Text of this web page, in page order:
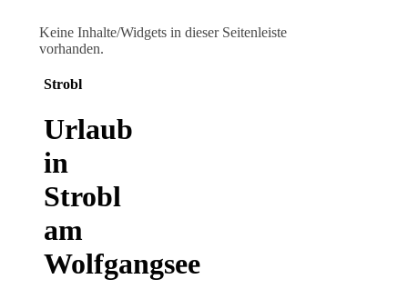
Keine Inhalte/Widgets in dieser Seitenleiste
vorhanden.
Strobl
Urlaub
in
Strobl
am
Wolfgangsee